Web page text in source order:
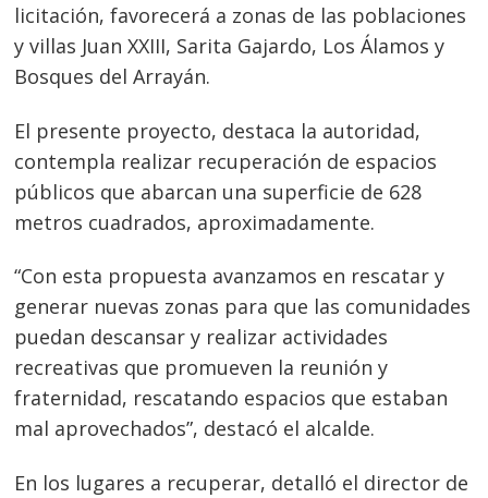
licitación, favorecerá a zonas de las poblaciones
y villas Juan XXIII, Sarita Gajardo, Los Álamos y
Bosques del Arrayán.
El presente proyecto, destaca la autoridad,
contempla realizar recuperación de espacios
públicos que abarcan una superficie de 628
metros cuadrados, aproximadamente.
“Con esta propuesta avanzamos en rescatar y
generar nuevas zonas para que las comunidades
puedan descansar y realizar actividades
recreativas que promueven la reunión y
fraternidad, rescatando espacios que estaban
mal aprovechados”, destacó el alcalde.
En los lugares a recuperar, detalló el director de